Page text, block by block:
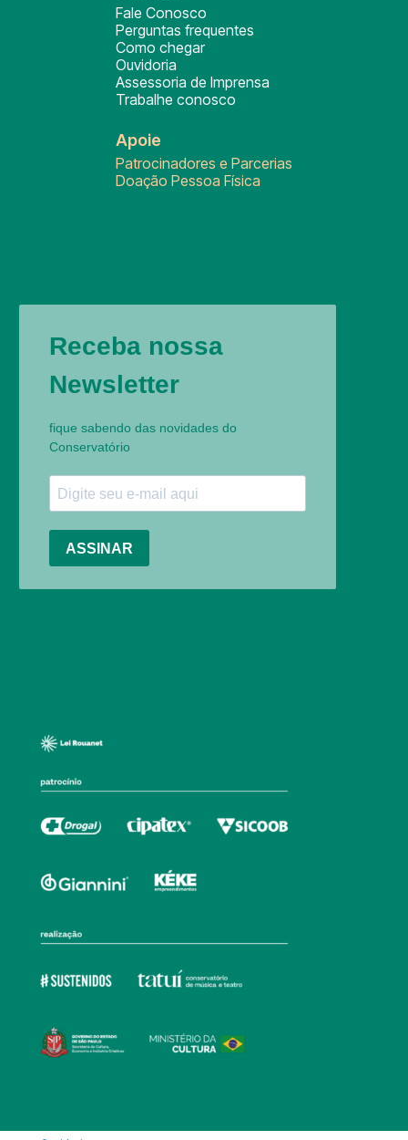
Fale Conosco
Perguntas frequentes
Como chegar
Ouvidoria
Assessoria de Imprensa
Trabalhe conosco
Apoie
Patrocinadores e Parcerias
Doação Pessoa Física